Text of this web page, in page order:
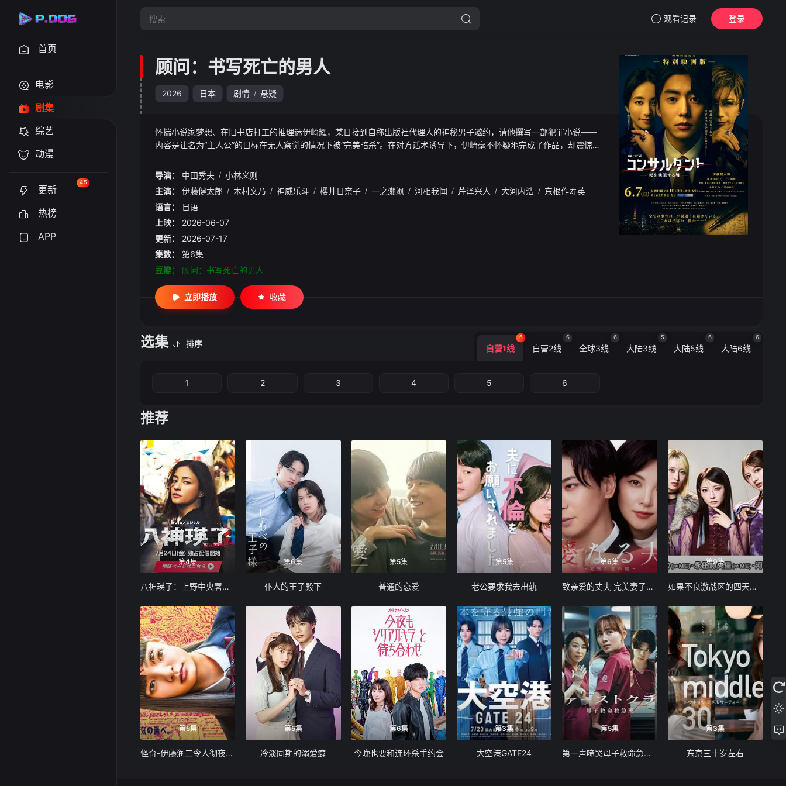
观看记录
暂无观看影片的记录
登录
首页
电影
剧集
综艺
动漫
更新
45
热榜
APP
顾问：书写死亡的男人
2026 日本 剧情 / 悬疑
怀揣小说家梦想、在旧书店打工的推理迷伊崎耀，某日接到自称出版社代理人的神秘男子邀约，请他撰写一部犯罪小说——
内容是让名为“主人公”的目标在无人察觉的情况下被“完美暗杀”。在对方话术诱导下，伊崎毫不怀疑地完成了作品，却震惊地
商品化的巨大黑暗组织，伊崎逐渐失去退路，他的命运也被推向未知深渊。本剧改编自同名韩国小说。
导演： 中田秀夫 / 小林义则
主演：
伊藤健太郎 / 木村文乃 / 神威乐斗 / 樱井日奈子 / 一之濑飒 / 河相我闻 / 芹泽兴人 / 大河内浩 / 东根作寿英
语言：
日语
上映：
2026-06-07
更新：
2026-07-17
集数：
第6集
豆瓣：
顾问：书写死亡的男人
立即播放 收藏
选集 排序 自营1线
6
自营2线
6
全球3线
6
大陆3线
5
大陆5线
6
大陆6线
6
1 2 3 4 5 6
推荐
第4集
八神瑛子：上野中央署组织犯罪对策课
第6集
仆人的王子殿下
第5集
普通的恋爱
第5集
老公要求我去出轨
第6集
致亲爱的丈夫 完美妻子的谎言
第9集
如果不良激战区的四天王转生成了偶像团体
第5集
怪奇-伊藤润二令人彻夜难眠的奇异故事
第5集
冷淡同期的溺爱癖
第6集
今晚也要和连环杀手约会
第3集
大空港GATE24
第5集
第一声啼哭母子救命急救班
第3集
东京三十岁左右